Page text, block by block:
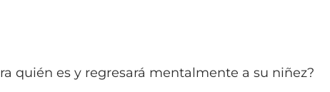
quién es y regresará mentalmente a su niñez?